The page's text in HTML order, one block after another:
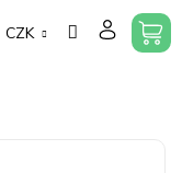
CZK